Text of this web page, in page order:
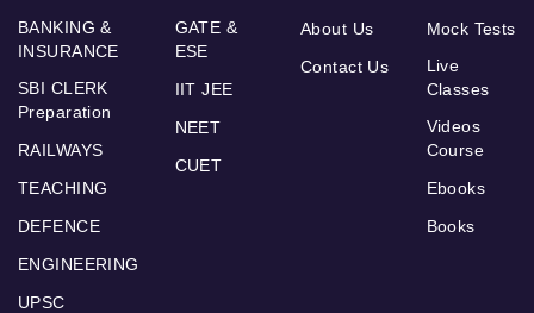
BANKING &
INSURANCE
SBI CLERK
Preparation
RAILWAYS
TEACHING
DEFENCE
ENGINEERING
UPSC
GATE &
ESE
IIT JEE
NEET
CUET
About Us
Contact Us
Mock Tests
Live
Classes
Videos
Course
Ebooks
Books